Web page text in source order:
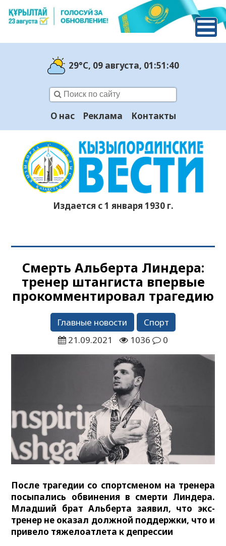
29°C, 09 августа, 01:51:41
О нас Реклама Контакты
Издается с 1 января 1930 г.
Смерть Альберта Линдера:
тренер штангиста впервые
прокомментировал трагедию
Главные новости
Спорт
21.09.2021
1036 0
После трагедии со спортсменом на тренера
посыпались обвинения в смерти Линдера.
Младший брат Альберта заявил, что экс-
тренер не оказал должной поддержки, что и
привело тяжелоатлета к депрессии